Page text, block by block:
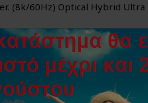
(8k/60Hz) Optical Hybrid
ινών HDMI
αποστάσεις